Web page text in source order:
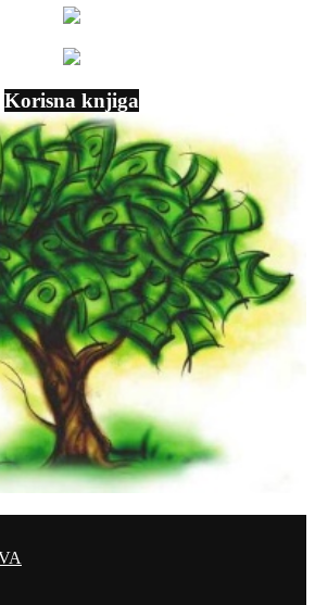
Korisna knjiga